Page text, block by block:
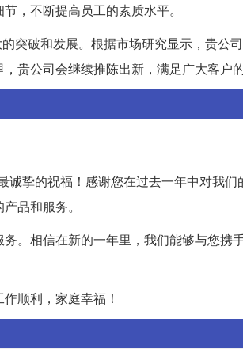
，不断提高员工的素质水平。
突破和发展。根据市场研究显示，贵公
贵公司会继续推陈出新，满足广大客户的
挚的祝福！感谢您在过去一年中对我们
品和服务。
。相信在新的一年里，我们能够与您携
顺利，家庭幸福！